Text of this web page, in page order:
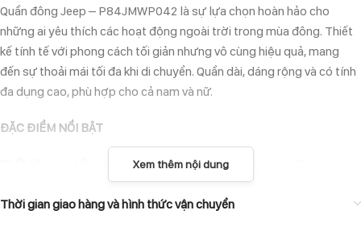
Quần đông Jeep – P84JMWP042 là sự lựa chọn hoàn hảo cho
những ai yêu thích các hoạt động ngoài trời trong mùa đông. Thiết
kế tính tế với phong cách tối giản nhưng vô cùng hiệu quả, mang
đến sự thoải mái tối đa khi di chuyển. Quần dài, dáng rộng và có tính
đa dụng cao, phù hợp cho cả nam và nữ.
ĐẶC ĐIỂM NỔI BẬT
: Lớp vỏ ngoài làm từ 100% nylon phủ PU, giúp
chống nước và chắn gió tối đa.
Lớp lót 100% polyester: Mang đến sự mềm mại, thông thoáng, giữ
Xem thêm nội dung
Thời gian giao hàng và hình thức vận chuyển